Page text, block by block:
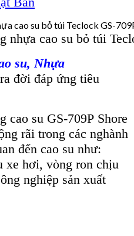
nhựa cao su bỏ túi
su, Nhựa
ra đời đáp ứng tiêu
cao su GS-709P Shore
rãi trong các nghành
đến cao su như:
xe hơi, vòng ron chịu
nghiệp sản xuất